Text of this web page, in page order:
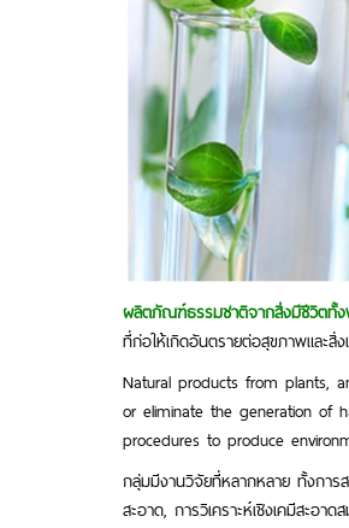
ผลิตภัณฑ์ธรรมชาติจากสิ่งมีชีวิตทั้ง
ที่ก่อให้เกิดอันตรายต่อสุขภาพและ
Natural products from plants,
or eliminate the generation of
procedures to produce
กลุ่มมีงานวิจัยที่หลากหลาย ทั้งการ
สะอาด, การวิเคราะห์เชิงเคมีสะอา